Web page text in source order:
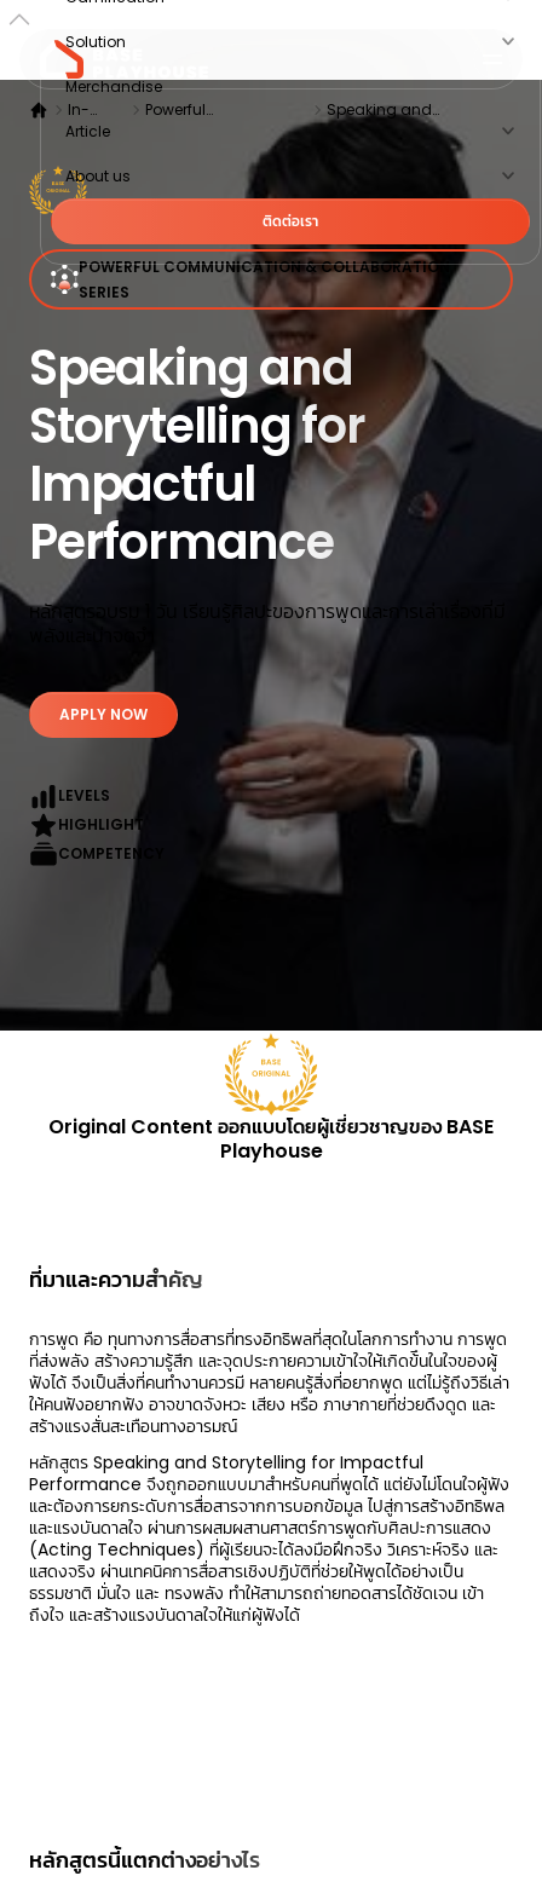
Solution
Merchandise
Article
About us
ติดต่อเรา
In-
House
Powerful
Communication &
Collaboration Series
Speaking and
Storytelling for Impactful
POWERFUL COMMUNICATION & COLLABORATION
SERIES
Speaking and
Storytelling for
Impactful
Performance
หลักสูตรอบรม 1 วัน เรียนรู้ศิลปะของการพูดและการเล่าเรื่องที่มี
APPLY NOW
LEVELS
HIGHLIGHT
COMPETENCY
Original Content ออกแบบโดยผู้เชี่ยวชาญของ BASE
Playhouse
ที่มาและความสำคัญ
การพูด คือ ทุนทางการสื่อสารที่ทรงอิทธิพลที่สุดในโลกการทํางาน การพูด
ที่ส่งพลัง สร้างความรู้สึก และจุดประกายความเข้าใจให้เกิดข้ึนในใจของผู้
ฟังได้ จึงเป็นสิ่งที่คนทำงานควรมี หลายคนรู้สิ่งที่อยากพูด แต่ไม่รู้ถึงวิธีเล่า
ให้คนฟังอยากฟัง อาจขาดจังหวะ เสียง หรือ ภาษากายที่ช่วยดึงดูด และ
สร้างแรงสั่นสะเทือนทางอารมณ์
หลักสูตร Speaking and Storytelling for Impactful
Performance จึงถูกออกแบบมาสําหรับคนที่พูดได้ แต่ยังไม่โดนใจผู้ฟัง
และต้องการยกระดับการสื่อสารจากการบอกข้อมูล ไปสู่การสร้างอิทธิพล
และแรงบันดาลใจ ผ่านการผสมผสานศาสตร์การพูดกับศิลปะการแสดง
(Acting Techniques) ที่ผู้เรียนจะได้ลงมือฝึกจริง วิเคราะห์จริง และ
แสดงจริง ผ่านเทคนิคการสื่อสารเชิงปฏิบัติที่ช่วยให้พูดได้อย่างเป็น
ธรรมชาติ มั่นใจ และ ทรงพลัง ทำให้สามารถถ่ายทอดสารได้ชัดเจน เข้า
ถึงใจ และสร้างแรงบันดาลใจให้แก่ผู้ฟังได้
หลักสูตรนี้แตกต่างอย่างไร